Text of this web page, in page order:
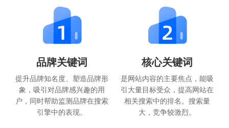
品牌关键词
提升品牌知名度、塑造品牌形
象，吸引对品牌感兴趣的用
户，同时帮助监测品牌在搜索
引擎中的表现。
核心关键词
是网站内容的主要焦点，能吸
引大量目标受众，提高网站在
相关搜索中的排名。搜索量
大，竞争较激烈。